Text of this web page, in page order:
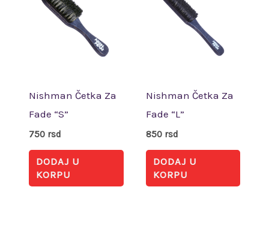
Nishman Četka Za
Fade “S”
750 rsd
DODAJ U
KORPU
Nishman Četka Za
Fade “L”
850 rsd
DODAJ U
KORPU